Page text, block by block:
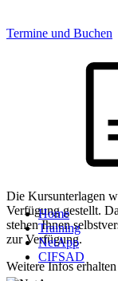
Termine und Buchen
Die Kursunterlagen
Verfügung gestellt.
stehen Ihnen
zur Verfügung.
Weitere Infos
Home
Training
NetApp
CIFSAD